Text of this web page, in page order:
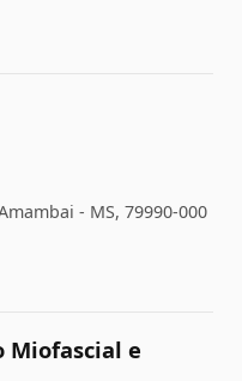
- MS, 79990-000
Miofascial e